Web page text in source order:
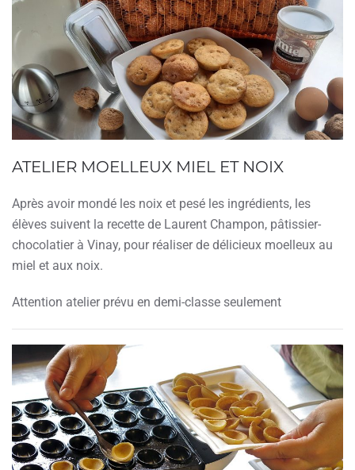
ATELIER MOELLEUX MIEL ET NOIX
Après avoir mondé les noix et pesé les ingrédients, les
élèves suivent la recette de Laurent Champon, pâtissier-
chocolatier à Vinay, pour réaliser de délicieux moelleux au
miel et aux noix.
Attention atelier prévu en demi-classe seulement